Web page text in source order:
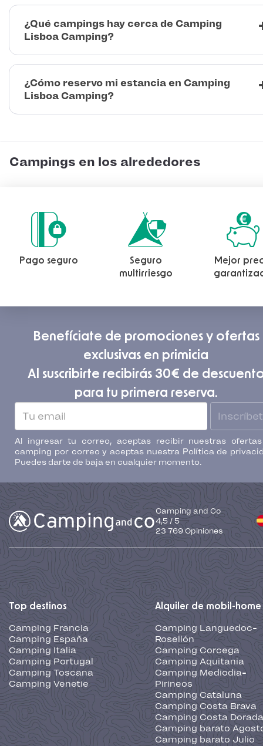
¿Qué campings hay cerca de Camping
Lisboa Camping?
¿Cómo reservo mi estancia en Camping
Lisboa Camping?
Campings en los alrededores
Pago seguro
Seguro
multirriesgo
Mejor
Benefíciate de promociones y ofertas
exclusivas en primicia
Al suscribirte recibirás 30€ de
para tu primera reserva.
Al ingresar tu correo, aceptas recibir nuestras
camping por correo y aceptas nuestra Política de
Puedes darte de baja en cualquier momento.
Camping and Co
4,5 / 5
23 769 Opiniones
Top destinos
Camping Francia
Camping España
Camping Italia
Camping Portugal
Camping Toscana
Camping Venetie
Alquiler de mobil-home
Camping Languedoc-
Rosellón
Camping Corcega
Camping Aquitania
Camping Mediodia-
Pirineos
Camping Cataluna
Camping Costa Brava
Camping Costa Dorada
Camping barato
Camping barato Julio